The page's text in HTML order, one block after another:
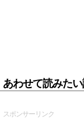
あわせて読みた
スポンサーリンク